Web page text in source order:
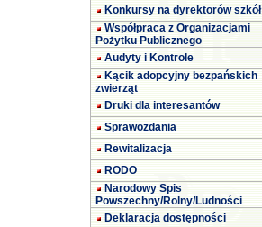
Konkursy na dyrektorów szkół
Współpraca z Organizacjami
Pożytku Publicznego
Audyty i Kontrole
Kącik adopcyjny bezpańskich
zwierząt
Druki dla interesantów
Sprawozdania
Rewitalizacja
RODO
Narodowy Spis
Powszechny/Rolny/Ludności
Deklaracja dostępności